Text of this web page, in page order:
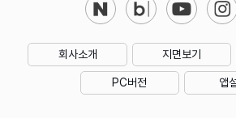
회사소개 지면보기
PC버전 앱